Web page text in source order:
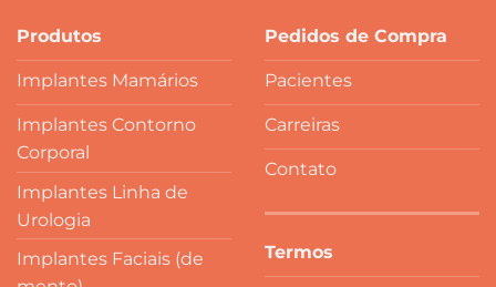
Produtos
Implantes Mamários
Implantes Contorno
Corporal
Implantes Linha de
Urologia
Implantes Faciais (de
Pedidos de Compra
Pacientes
Carreiras
Contato
Termos